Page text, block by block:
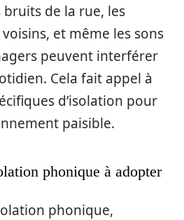
de la rue, les
et même les sons
peuvent interférer
Cela fait appel à
d’isolation pour
paisible.
phonique à adopter
phonique,